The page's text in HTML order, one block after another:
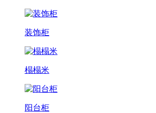
装饰柜
榻榻米
阳台柜